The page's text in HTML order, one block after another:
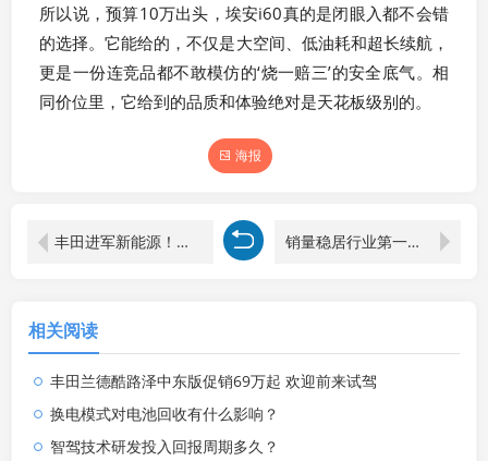
所以说，预算10万出头，埃安i60真的是闭眼入都不会错
的选择。它能给的，不仅是大空间、低油耗和超长续航，
更是一份连竞品都不敢模仿的‘烧一赔三’的安全底气。相
同价位里，它给到的品质和体验绝对是天花板级别的。
海报
丰田进军新能源！新款纯电动车上市，续航610公里，售价9.98万起 销量稳居行业第一，比亚迪凭硬核技术领跑新能源市场
相关阅读
丰田兰德酷路泽中东版促销69万起 欢迎前来试驾
换电模式对电池回收有什么影响？
智驾技术研发投入回报周期多久？